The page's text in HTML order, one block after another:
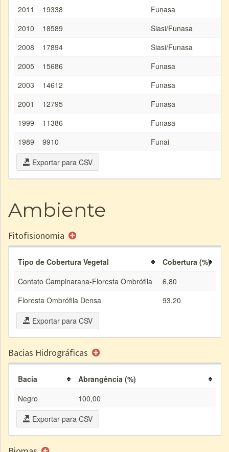
2011
19338
Funasa
2010
18589
Siasi/Funasa
2008
17894
Siasi/Funasa
2005
15686
Funasa
2003
14612
Funasa
2001
12795
Funasa
1999
11386
Funasa
1989
9910
Funai
Exportar para CSV
Ambiente
Fitofisionomia
Tipo de Cobertura Vegetal
Cobertura (%)
Contato Campinarana-Floresta Ombrófila
6,80
Floresta Ombrófila Densa
93,20
Exportar para CSV
Bacias Hidrográficas
Bacia
Abrangência (%)
Negro
100,00
Exportar para CSV